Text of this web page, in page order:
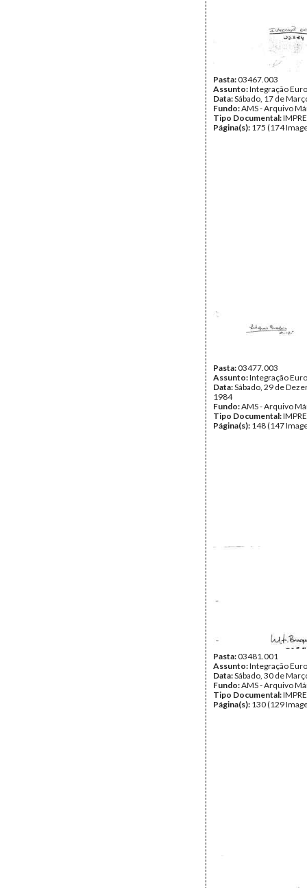
Pasta:03467.003
Assunto:Integração
Data:Sábado, 17 de
Fundo:AMS - Arquivo
Tipo Documental:
Página(s): 175 (174
Pasta:03477.003
Assunto:Integração
Data:Sábado, 29 de
1984
Fundo:AMS - Arquivo
Tipo Documental:
Página(s): 148 (147
Pasta:03481.001
Assunto:Integração
Data:Sábado, 30 de
Fundo:AMS - Arquivo
Tipo Documental:
Página(s): 130 (129